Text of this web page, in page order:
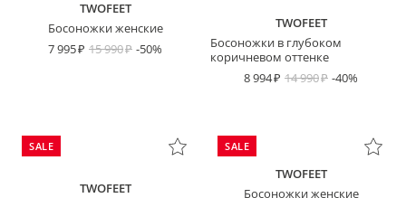
TWOFEET
Босоножки женские
7 995
15 990 -50%
TWOFEET
Босоножки в глубоком
коричневом оттенке
8 994
14 990 -40%
SALE
TWOFEET
SALE
TWOFEET
Босоножки женские